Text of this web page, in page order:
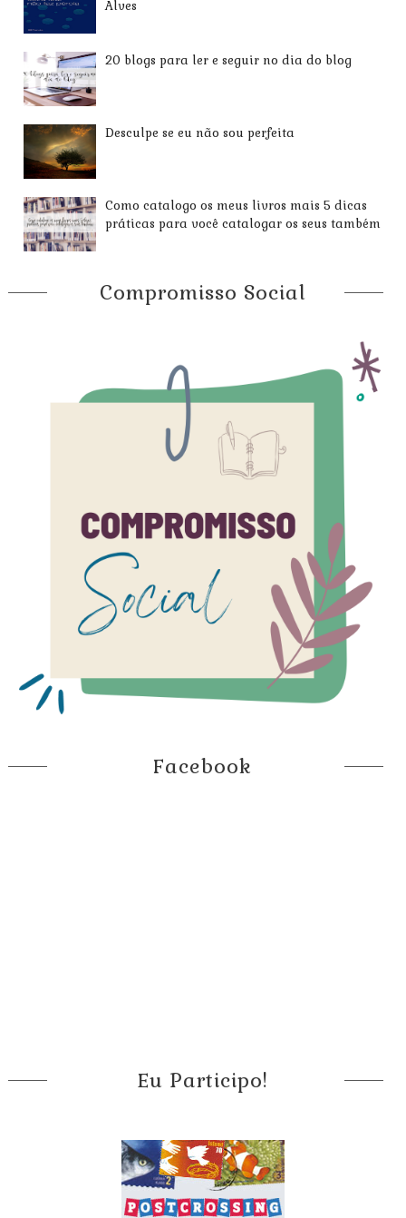
Alves
20 blogs para ler e seguir no dia do blog
Desculpe se eu não sou perfeita
Como catalogo os meus livros mais 5 dicas
práticas para você catalogar os seus também
Compromisso Social
Facebook
Eu Participo!